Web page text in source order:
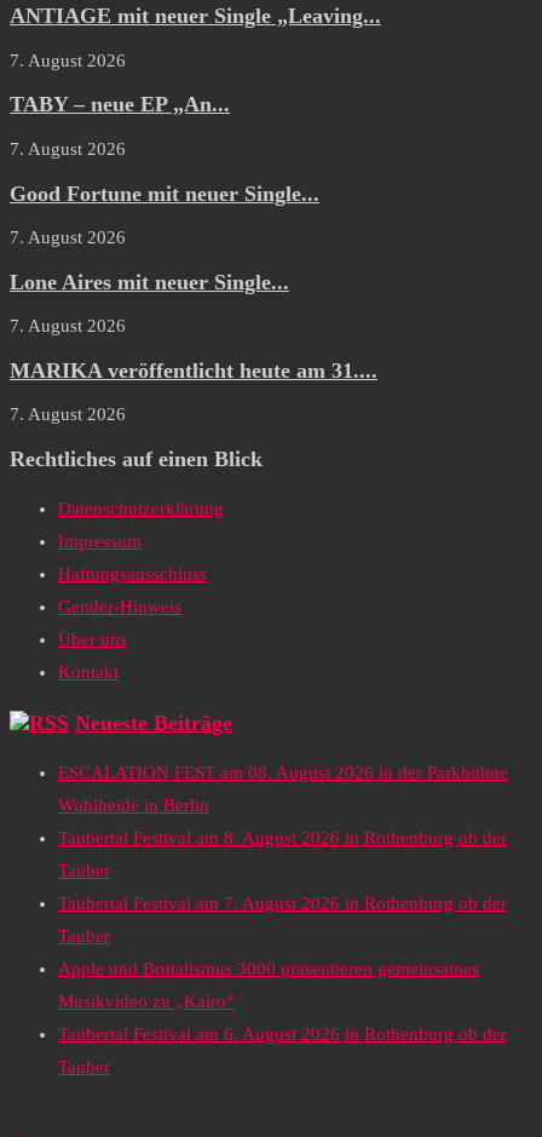
ANTIAGE mit neuer Single „Leaving...
7. August 2026
TABY – neue EP „An...
7. August 2026
Good Fortune mit neuer Single...
7. August 2026
Lone Aires mit neuer Single...
7. August 2026
MARIKA veröffentlicht heute am 31....
7. August 2026
Rechtliches auf einen Blick
Datenschutzerklärung
Impressum
Haftungsausschluss
Gender-Hinweis
Über uns
Kontakt
Neueste Beiträge
ESCALATION FEST am 08. August 2026 in der Parkbühne
Wuhlheide in Berlin
Taubertal Festival am 8. August 2026 in Rothenburg ob der
Tauber
Taubertal Festival am 7. August 2026 in Rothenburg ob der
Tauber
Apple und Brutalismus 3000 präsentieren gemeinsames
Musikvideo zu „Kairo“
Taubertal Festival am 6. August 2026 in Rothenburg ob der
Tauber